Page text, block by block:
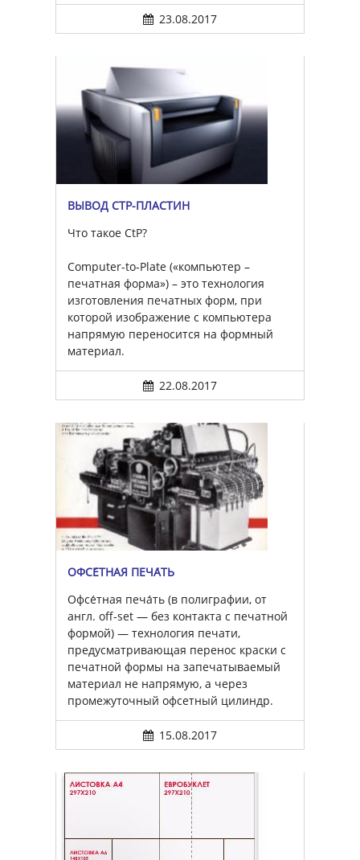
23.08.2017
ВЫВОД CTP-ПЛАСТИН
Что такое CtP?
Computer-to-Plate («компьютер –
печатная форма») – это технология
изготовления печатных форм, при
которой изображение с компьютера
напрямую переносится на формный
материал.
22.08.2017
ОФСЕ́ТНАЯ ПЕЧА́ТЬ
Офсе́тная печа́ть (в полиграфии, от
англ. off-set — без контакта с печатной
формой) — технология печати,
предусматривающая перенос краски с
печатной формы на запечатываемый
материал не напрямую, а через
промежуточный офсетный цилиндр.
15.08.2017